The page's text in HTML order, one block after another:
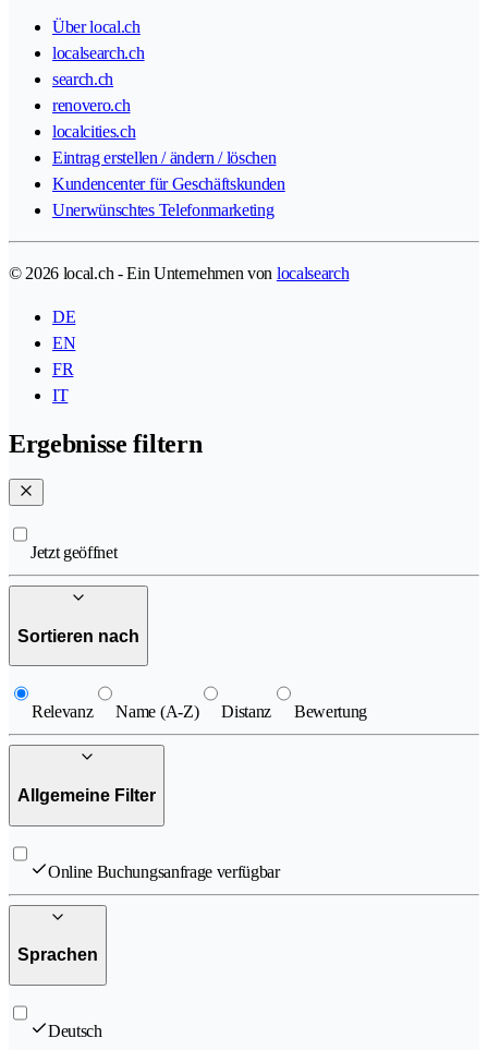
Über local.ch
localsearch.ch
search.ch
renovero.ch
localcities.ch
Eintrag erstellen / ändern / löschen
Kundencenter für Geschäftskunden
Unerwünschtes Telefonmarketing
© 2026 local.ch - Ein Unternehmen von localsearch
DE
EN
FR
IT
Ergebnisse filtern
Jetzt geöffnet
Sortieren nach
Relevanz Name (A-Z) Distanz Bewertung
Allgemeine Filter
Online Buchungsanfrage verfügbar
Sprachen
Deutsch